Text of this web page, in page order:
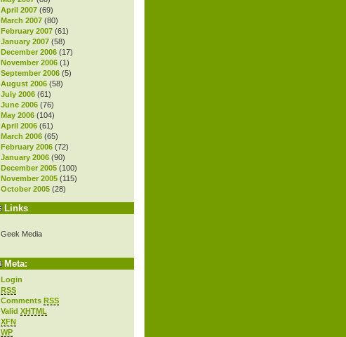
April 2007 (69)
March 2007 (80)
February 2007 (61)
January 2007 (58)
December 2006 (17)
November 2006 (1)
September 2006 (5)
August 2006 (58)
July 2006 (61)
June 2006 (76)
May 2006 (104)
April 2006 (61)
March 2006 (65)
February 2006 (72)
January 2006 (90)
December 2005 (100)
November 2005 (115)
October 2005 (28)
Links
Geek Media
Meta:
Login
RSS
Comments RSS
Valid XHTML
XFN
WP